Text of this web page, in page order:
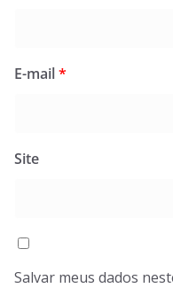
E-mail*
Site
Salvar meus dados